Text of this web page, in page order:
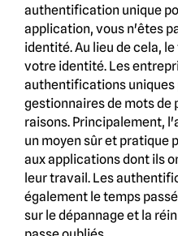
authentification unique
application, vous n'êtes
identité. Au lieu de cela,
votre identité. Les
authentifications uniques
gestionnaires de mots de
raisons. Principalement,
un moyen sûr et pratique
aux applications dont ils
leur travail. Les
également le temps
sur le dépannage et la